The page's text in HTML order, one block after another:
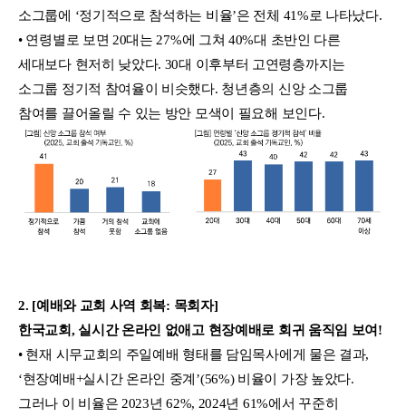
소그룹에 ‘정기적으로 참석하는 비율’은 전체 41%로 나타났다.
• 연령별로 보면 20대는 27%에 그쳐 40%대 초반인 다른
세대보다 현저히 낮았다. 30대 이후부터 고연령층까지는
소그룹 정기적 참여율이 비슷했다. 청년층의 신앙 소그룹
참여를 끌어올릴 수 있는 방안 모색이 필요해 보인다.
2. [예배와 교회 사역 회복: 목회자]
한국교회, 실시간 온라인 없애고 현장예배로 회귀 움직임 보여!
• 현재 시무교회의 주일예배 형태를 담임목사에게 물은 결과,
‘현장예배+실시간 온라인 중계’(56%) 비율이 가장 높았다.
그러나 이 비율은 2023년 62%, 2024년 61%에서 꾸준히